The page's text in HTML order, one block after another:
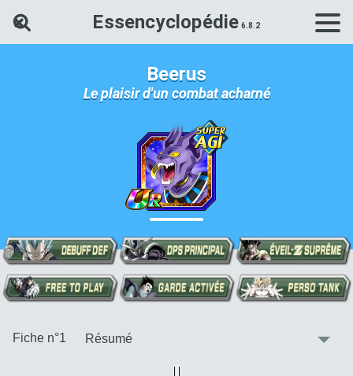
Essencyclopédie
Rechercher une carte Dokkan
Beerus
Le plaisir d'un combat acharné
Fiche n°1
Vue alternative